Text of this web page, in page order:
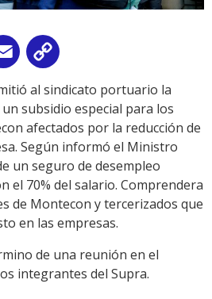
Email
Link
al sindicato portuario la
subsidio especial para los
afectados por la reducción de
Según informó el Ministro
un seguro de desempleo
el 70% del salario. Comprendera
de Montecon y tercerizados que
en las empresas.
de una reunión en el
integrantes del Supra.